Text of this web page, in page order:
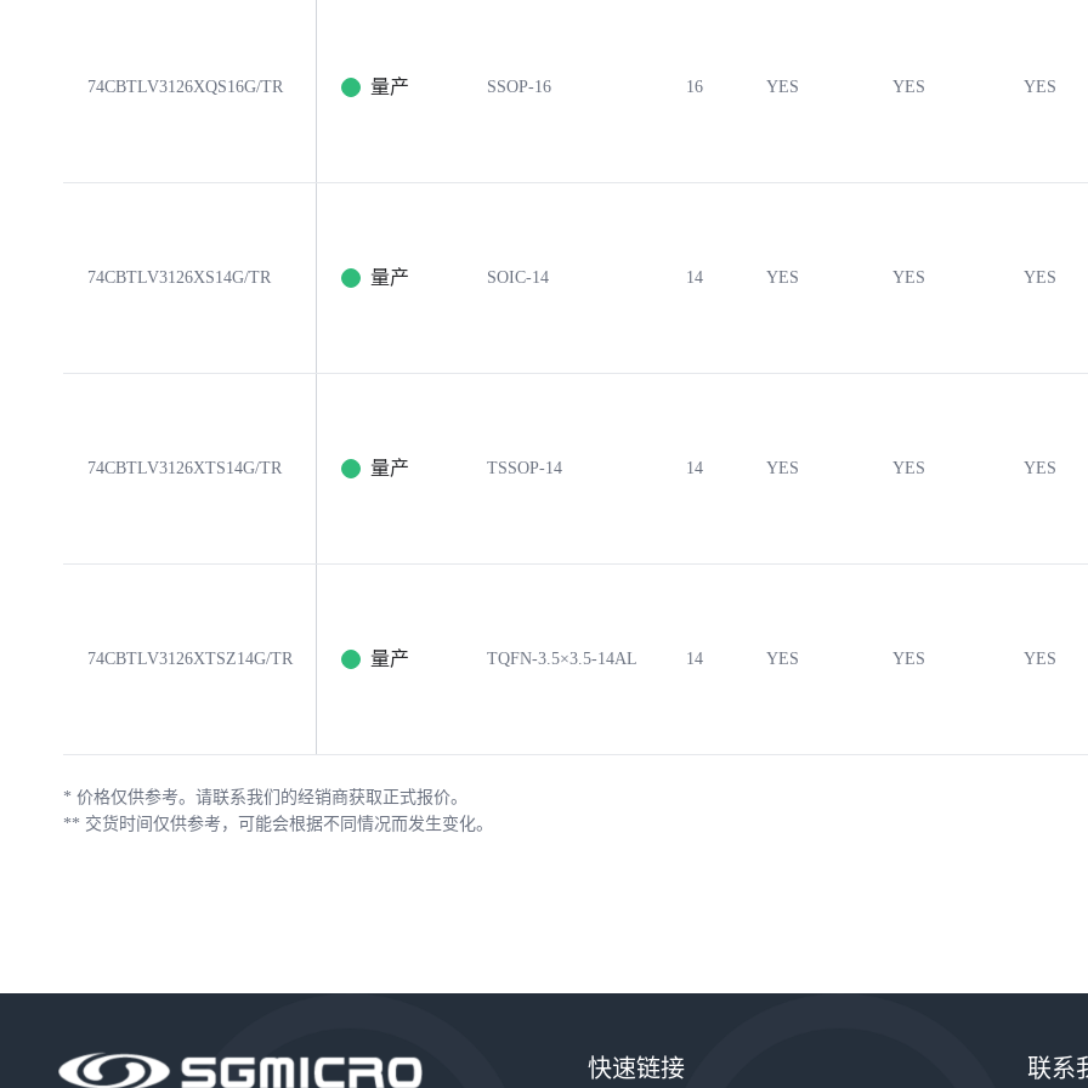
74CBTLV3126XQS16G/TR 量产 SSOP-16 16 YES YES YES
74CBTLV3126XS14G/TR 量产 SOIC-14 14 YES YES YES
74CBTLV3126XTS14G/TR 量产 TSSOP-14 14 YES YES YES
74CBTLV3126XTSZ14G/TR 量产 TQFN-3.5×3.5-14AL 14 YES YES YES
* 价格仅供参考。请联系我们的经销商获取正式报价。
** 交货时间仅供参考，可能会根据不同情况而发生变化。
快速链接 联系